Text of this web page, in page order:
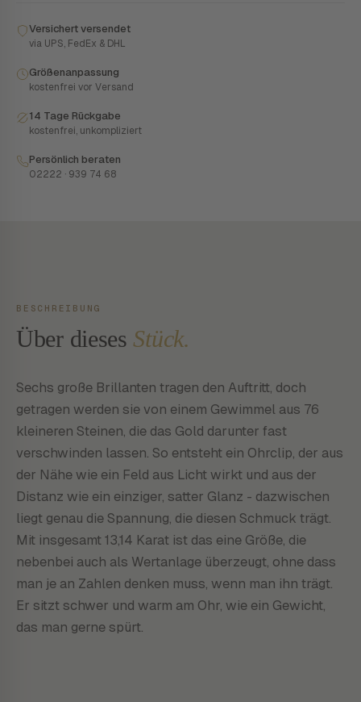
Versichert versendet
via UPS, FedEx & DHL
Größenanpassung
kostenfrei vor Versand
14 Tage Rückgabe
kostenfrei, unkompliziert
Persönlich beraten
02222 · 939 74 68
BESCHREIBUNG
Über dieses Stück.
Sechs große Brillanten tragen den Auftritt, doch
getragen werden sie von einem Gewimmel aus 76
kleineren Steinen, die das Gold darunter fast
verschwinden lassen. So entsteht ein Ohrclip, der aus
der Nähe wie ein Feld aus Licht wirkt und aus der
Distanz wie ein einziger, satter Glanz - dazwischen
liegt genau die Spannung, die diesen Schmuck trägt.
Mit insgesamt 13,14 Karat ist das eine Größe, die
nebenbei auch als Wertanlage überzeugt, ohne dass
man je an Zahlen denken muss, wenn man ihn trägt.
Er sitzt schwer und warm am Ohr, wie ein Gewicht,
das man gerne spürt.